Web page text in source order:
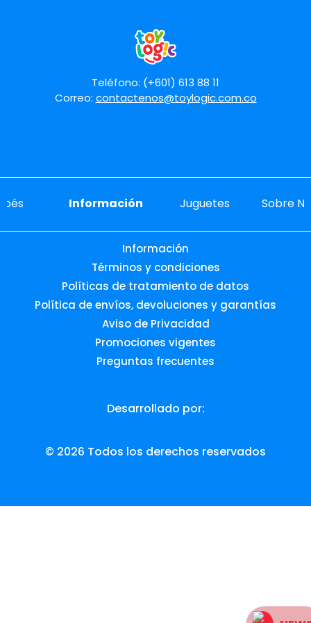
Teléfono: (+601) 613 88 11
Correo: contactenos@toylogic.com.co
Información Juguetes Sobre
Información
Términos y condiciones
Políticas de tratamiento de datos
Política de envíos, devoluciones y garantías
Aviso de Privacidad
Promociones vigentes
Preguntas frecuentes
Desarrollado por:
© 2026 Todos los derechos reservados